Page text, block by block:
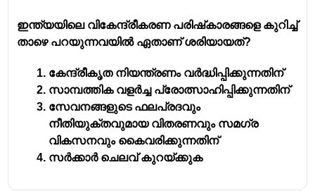
ഇന്ത്യയിലെ വികേന്ദ്രീകരണ പരിഷ്‌കാരങ്ങളെ കുറിച്ച്
താഴെ പറയുന്നവയിൽ ഏതാണ് ശരിയായത്?
കേന്ദ്രീകൃത നിയന്ത്രണം വർദ്ധിപ്പിക്കുന്നതിന്
സാമ്പത്തിക വളർച്ച പ്രോത്സാഹിപ്പിക്കുന്നതിന്
സേവനങ്ങളുടെ ഫലപ്രദവും
നീതിയുക്തവുമായ വിതരണവും സമഗ്ര
വികസനവും കൈവരിക്കുന്നതിന്
സർക്കാർ ചെലവ് കുറയ്ക്കുക